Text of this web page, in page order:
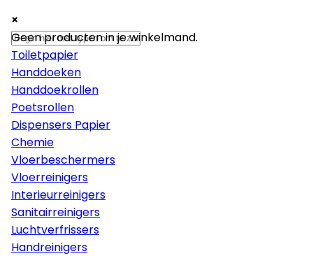
×
Papier
Toiletpapier
Handdoeken
Handdoekrollen
Poetsrollen
Dispensers Papier
Chemie
Vloerbeschermers
Vloerreinigers
Interieurreinigers
Sanitairreinigers
Luchtverfrissers
Handreinigers
×
×
Geen producten in je winkelmand.